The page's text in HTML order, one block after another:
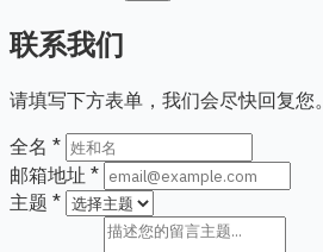
联系我们
请填写下方表单，我们会尽快回复您。
全名 *
邮箱地址 *
主题 *